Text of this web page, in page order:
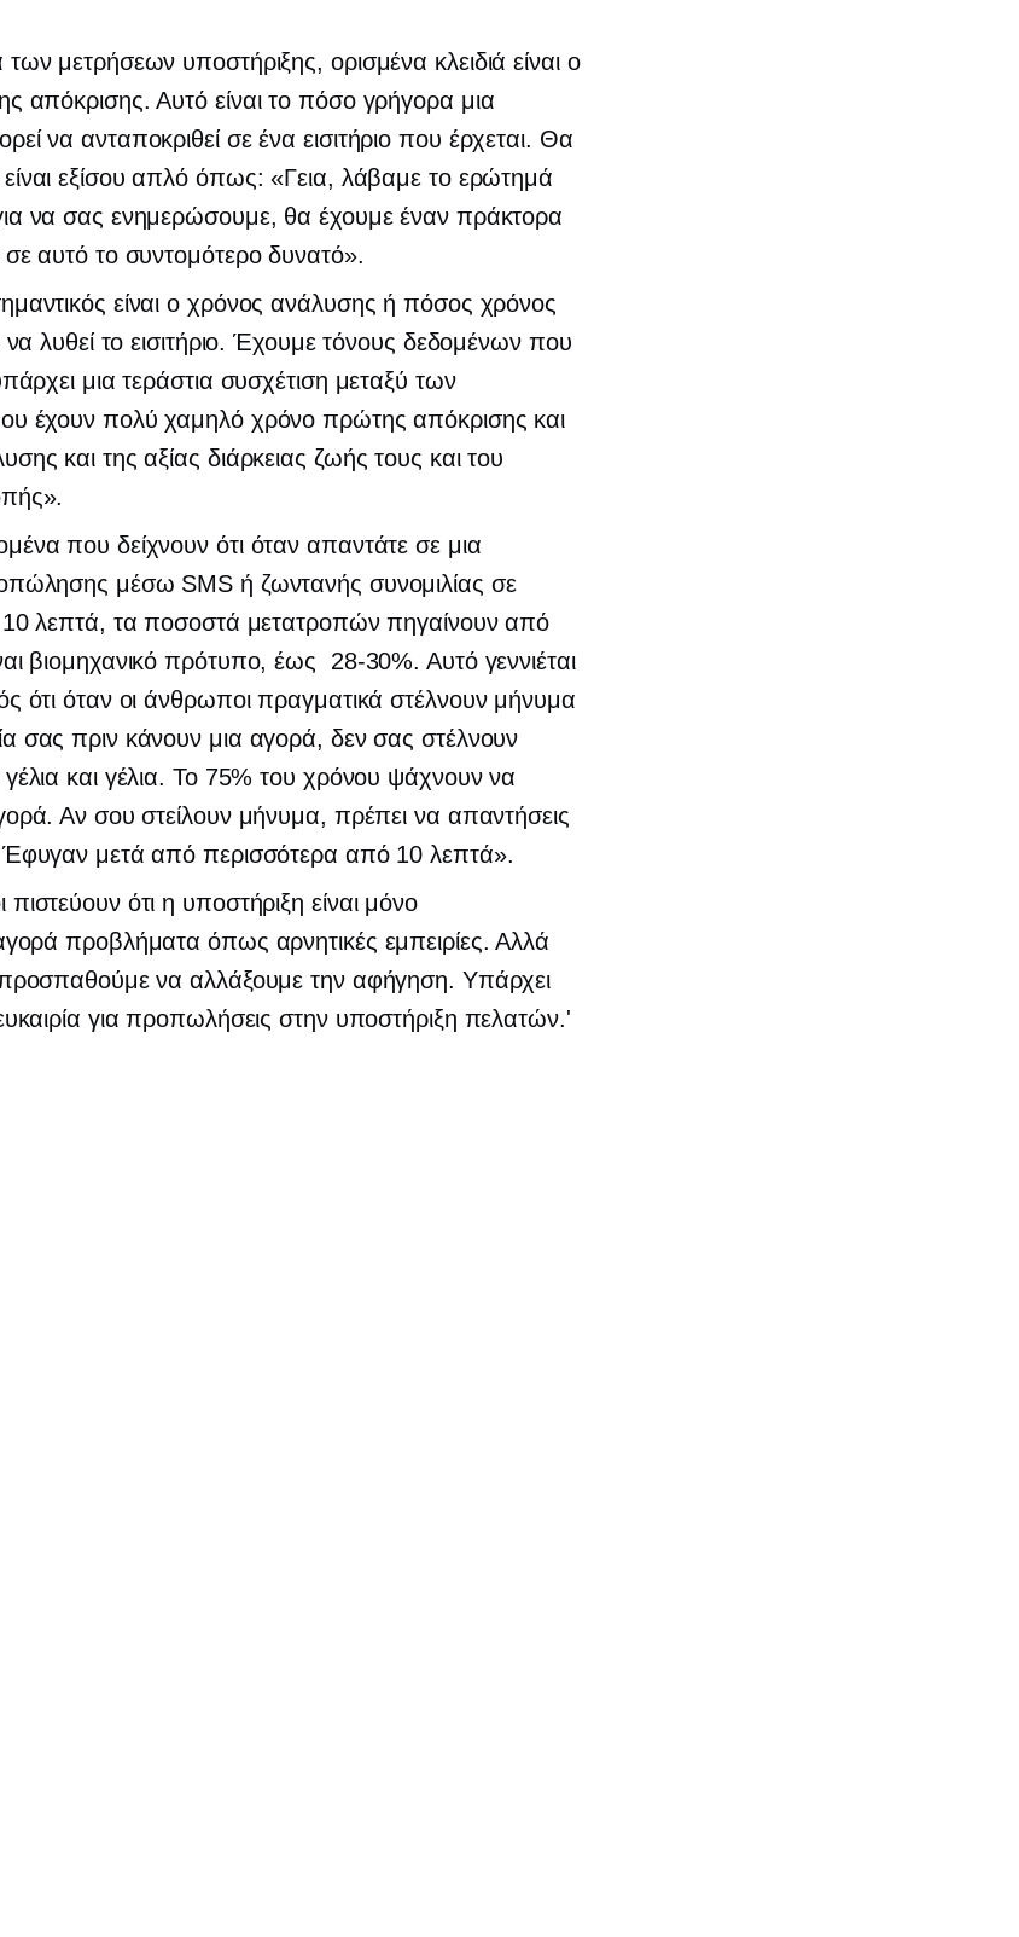
μετρήσεων υποστήριξης, ορισμένα κλειδιά είναι ο
απόκρισης. Αυτό είναι το πόσο γρήγορα μια
να ανταποκριθεί σε ένα εισιτήριο που έρχεται. Θα
εξίσου απλό όπως: «Γεια, λάβαμε το ερώτημά
να σας ενημερώσουμε, θα έχουμε έναν πράκτορα
αυτό το συντομότερο δυνατό».
είναι ο χρόνος ανάλυσης ή πόσος χρόνος
να λυθεί το εισιτήριο. Έχουμε τόνους δεδομένων που
μια τεράστια συσχέτιση μεταξύ των
έχουν πολύ χαμηλό χρόνο πρώτης απόκρισης και
και της αξίας διάρκειας ζωής τους και του
που δείχνουν ότι όταν απαντάτε σε μια
μέσω SMS ή ζωντανής συνομιλίας σε
10 λεπτά, τα ποσοστά μετατροπών πηγαίνουν από
βιομηχανικό πρότυπο, έως 28-30%. Αυτό γεννιέται
ότι όταν οι άνθρωποι πραγματικά στέλνουν μήνυμα
σας πριν κάνουν μια αγορά, δεν σας στέλνουν
και γέλια. Το 75% του χρόνου ψάχνουν να
Αν σου στείλουν μήνυμα, πρέπει να απαντήσεις
μετά από περισσότερα από 10 λεπτά».
ότι η υποστήριξη είναι μόνο
προβλήματα όπως αρνητικές εμπειρίες. Αλλά
να αλλάξουμε την αφήγηση. Υπάρχει
για προπωλήσεις στην υποστήριξη πελατών.'